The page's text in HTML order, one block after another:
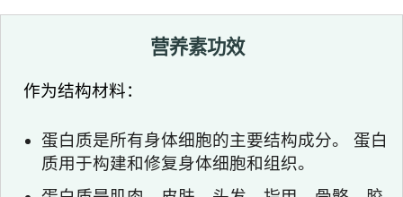
营养素功效
作为结构材料：
蛋白质是所有身体细胞的主要结构成分。 蛋白
质用于构建和修复身体细胞和组织。